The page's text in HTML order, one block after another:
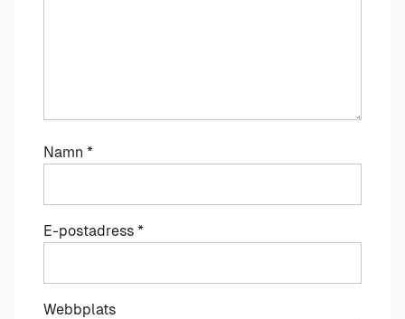
Namn *
E-postadress *
Webbplats